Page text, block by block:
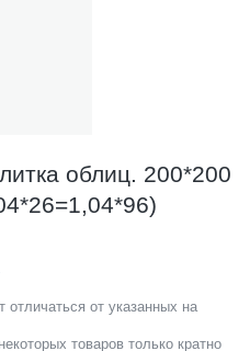
облиц. 200*200
от указанных на
товаров только кратно